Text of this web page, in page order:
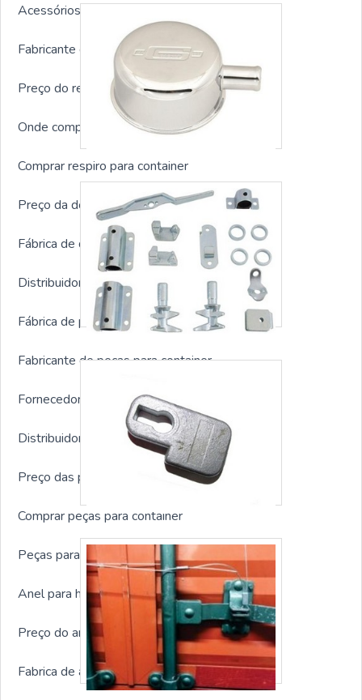
Acessórios para containers em geral
Fabricante de respiro para container
Preço do respiro para container
Onde comprar respiro para container
Comprar respiro para container
Preço da dobradiça para container
Fábrica de dobradiça para container
Distribuidor de dobradiça para container
Fábrica de peças para container
Fabricante de peças para container
Fornecedor de peças para container
Distribuidor de peças para container
Preço das peças para container
Comprar peças para container
Peças para container sp
Anel para haste para container sp
Preço do anel para haste para container
Fabrica de anel para haste para container